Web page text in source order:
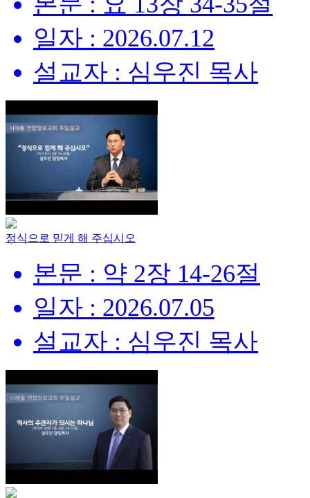
일자 : 2026.07.12
설교자 : 심우진 목사
정식으로 믿게 해 주십시오
본문 : 약 2장 14-26절
일자 : 2026.07.05
설교자 : 심우진 목사